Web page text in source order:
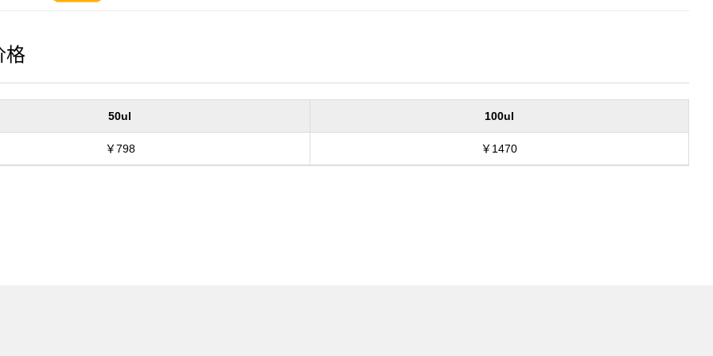
格
50ul
￥798
100ul
￥1470